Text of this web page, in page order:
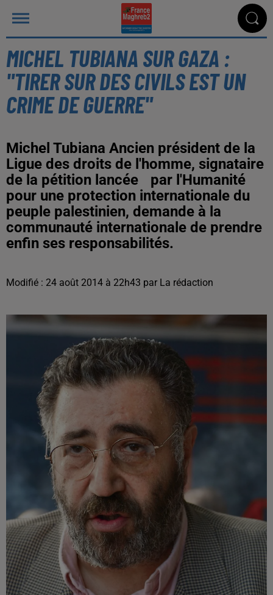
MICHEL TUBIANA SUR GAZA :
"TIRER SUR DES CIVILS EST UN
CRIME DE GUERRE"
Michel Tubiana Ancien président de la
Ligue des droits de l'homme, signataire
de la pétition lancée par l'Humanité
pour une protection internationale du
peuple palestinien, demande à la
communauté internationale de prendre
enfin ses responsabilités.
Modifié : 24 août 2014 à 22h43 par La rédaction